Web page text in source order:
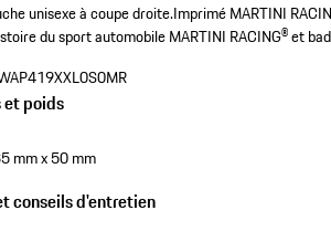
unisexe à coupe droite.Imprimé MARTINI
du sport automobile MARTINI RACING® et
et poids
mm x 50 mm
conseils d'entretien